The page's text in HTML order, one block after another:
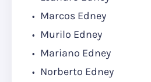
Marcos Edney
Murilo Edney
Mariano Edney
Norberto Edney